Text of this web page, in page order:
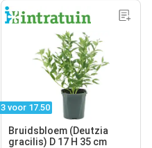
3 voor 17.50
Bruidsbloem (Deutzia
gracilis) D 17 H 35 cm